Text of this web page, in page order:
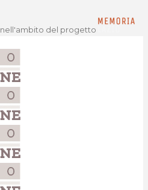
nell'ambito del progetto